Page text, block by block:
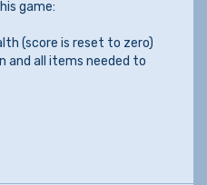
game:
(score is reset to zero)
and all items needed to